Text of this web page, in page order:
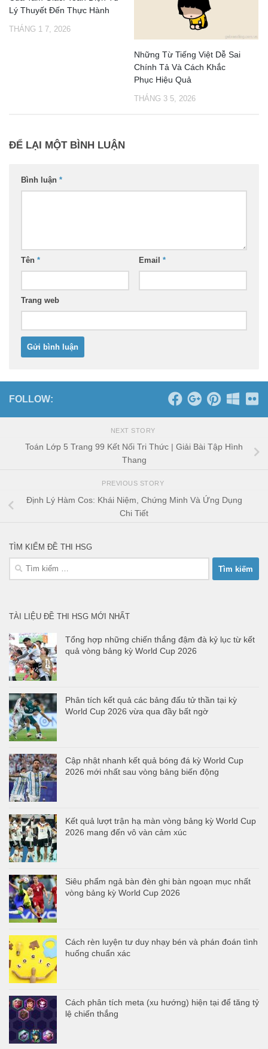
Lý Thuyết Đến Thực Hành
THÁNG 1 7, 2026
Những Từ Tiếng Việt Dễ Sai
Chính Tả Và Cách Khắc
Phục Hiệu Quả
THÁNG 3 5, 2026
ĐỂ LẠI MỘT BÌNH LUẬN
Bình luận *
Tên * Email *
Trang web
FOLLOW:
NEXT STORY
Toán Lớp 5 Trang 99 Kết Nối Tri Thức | Giải Bài Tập Hình
Thang
PREVIOUS STORY
Định Lý Hàm Cos: Khái Niệm, Chứng Minh Và Ứng Dụng
Chi Tiết
TÌM KIẾM ĐỀ THI HSG
Tìm
kiếm
TÀI LIỆU ĐỀ THI HSG MỚI NHẤT
Tổng hợp những chiến thắng đậm đà kỷ lục từ kết
quả vòng bảng kỳ World Cup 2026
Phân tích kết quả các bảng đấu tử thần tại kỳ
World Cup 2026 vừa qua đầy bất ngờ
Cập nhật nhanh kết quả bóng đá kỳ World Cup
2026 mới nhất sau vòng bảng biến động
Kết quả lượt trận hạ màn vòng bảng kỳ World Cup
2026 mang đến vô vàn cảm xúc
Siêu phẩm ngả bàn đèn ghi bàn ngoạn mục nhất
vòng bảng kỳ World Cup 2026
Cách rèn luyện tư duy nhạy bén và phán đoán tình
huống chuẩn xác
Cách phân tích meta (xu hướng) hiện tại để tăng tỷ
lệ chiến thắng